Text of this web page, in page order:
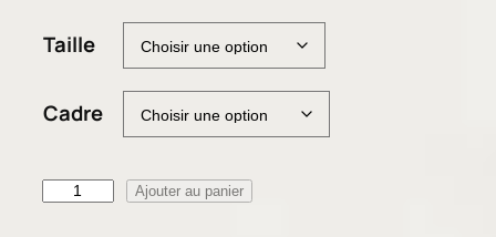
0
0
€
à
9
Taille
Cadre
Ajouter au panier